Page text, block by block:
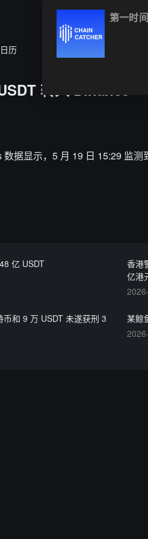
日历
转入 Binance
据显示，5 月 19 日 15:29 监测
亿 USDT
香港
亿港
币和 9 万 USDT 未遂获刑 3
某鲸
第一时